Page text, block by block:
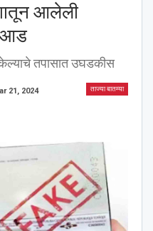
आलेली
तपासात उघडकीस
ताज्या बातम्या
21, 2024